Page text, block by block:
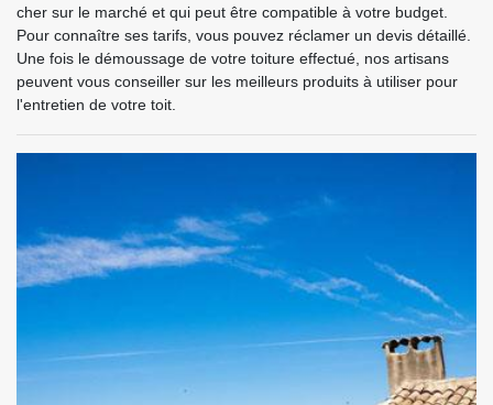
cher sur le marché et qui peut être compatible à votre budget.
Pour connaître ses tarifs, vous pouvez réclamer un devis détaillé.
Une fois le démoussage de votre toiture effectué, nos artisans
peuvent vous conseiller sur les meilleurs produits à utiliser pour
l'entretien de votre toit.